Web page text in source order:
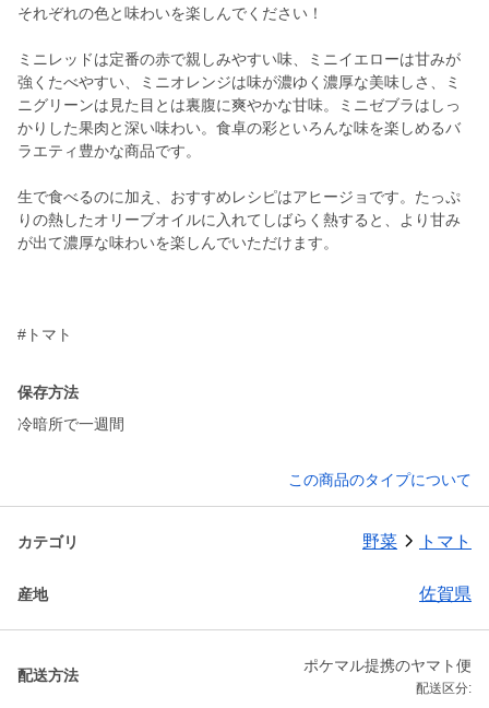
それぞれの色と味わいを楽しんでください！
ミニレッドは定番の赤で親しみやすい味、ミニイエローは甘みが
強くたべやすい、ミニオレンジは味が濃ゆく濃厚な美味しさ、ミ
ニグリーンは見た目とは裏腹に爽やかな甘味。ミニゼブラはしっ
かりした果肉と深い味わい。食卓の彩といろんな味を楽しめるバ
ラエティ豊かな商品です。
生で食べるのに加え、おすすめレシピはアヒージョです。たっぷ
りの熱したオリーブオイルに入れてしばらく熱すると、より甘み
が出て濃厚な味わいを楽しんでいただけます。
#トマト
保存方法
冷暗所で一週間
この商品のタイプについて
カテゴリ 野菜 トマト
産地 佐賀県
配送方法
ポケマル提携のヤマト便
配送区分: